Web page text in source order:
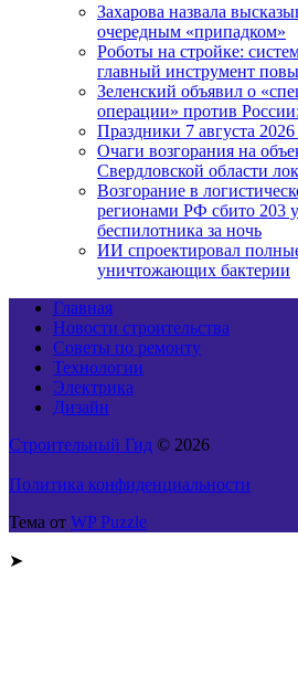
Захарова назвала
очередным «припадком»
Роботы на стройке:
главный инструмент
Зеленский объявил о
операции» против
Праздники 7 августа 2026
Очаги возгорания на
Свердловской области
Возгорание в
регионами РФ сбито 203
беспилотника за ночь
ИИ спроектировал
уничтожающих бактерии
Главная
Новости строительства
Советы по ремонту
Технологии
Электрика
Дизайн
Строительный Гид © 2026
Политика конфиденциальности
Тема от WP Puzzle
➤